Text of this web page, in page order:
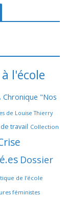
l'école
Chronique "Nos
de Louise Thierry
travail Collection
Dossier
de l'école
féministes